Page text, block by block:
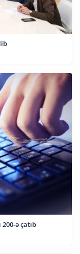
ə çatıb